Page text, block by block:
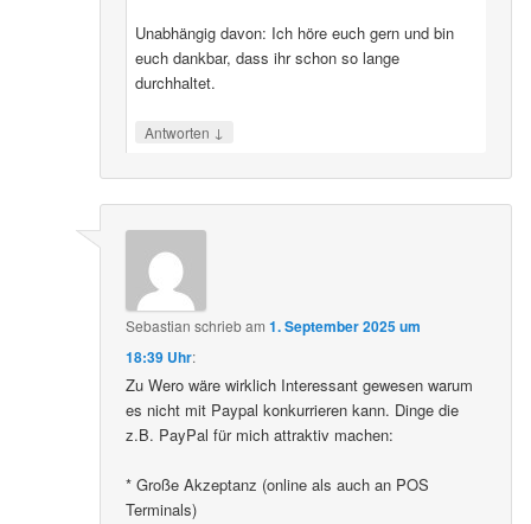
Unabhängig davon: Ich höre euch gern und bin
euch dankbar, dass ihr schon so lange
durchhaltet.
Antworten ↓
Sebastian schriebam1. September 2025 um
18:39 Uhr:
Zu Wero wäre wirklich Interessant gewesen warum
es nicht mit Paypal konkurrieren kann. Dinge die
z.B. PayPal für mich attraktiv machen:
* Große Akzeptanz (online als auch an POS
Terminals)